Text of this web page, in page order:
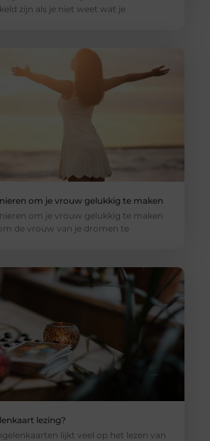
zijn als je niet weet wat je
om je vrouw gelukkig te maken
om je vrouw gelukkig te maken
de vrouw van je dromen te
lezing?
lijkt veel op het lezen van